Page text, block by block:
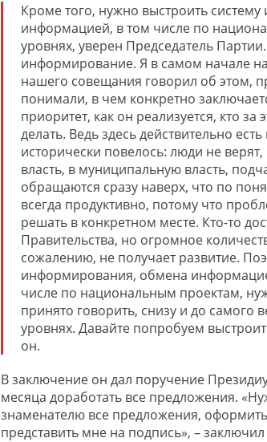
Кроме того, нужно выстроить
информацией, в том числе по
уровнях, уверен Председатель
информирование. Я в самом начале
нашего совещания говорил об этом,
понимали, в чем конкретно
приоритет, как он реализуется, кто за
делать. Ведь здесь действительно
исторически повелось: люди не
власть, в муниципальную власть,
обращаются сразу наверх, что по
всегда продуктивно, потому что
решать в конкретном месте. Кто-то
Правительства, но огромное
сожалению, не получает развитие.
информирования, обмена
числе по национальным проектам,
принято говорить, снизу и до самого
уровнях. Давайте попробуем
он.
В заключение он дал поручение
месяца доработать все предложения.
знаменателю все предложения,
представить мне на подпись», –